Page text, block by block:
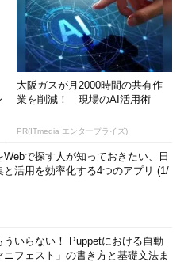
大阪ガスが月2000時間の共有作
業を削減！ 現場のAI活用術
PR(ITmedia エンタープライズ)
で探す人が知っておきたい、日
と活用を効率化する4つのアプリ (1/
ういらない！ Puppetにおける自動
フェスト」の書き方と基礎文法ま